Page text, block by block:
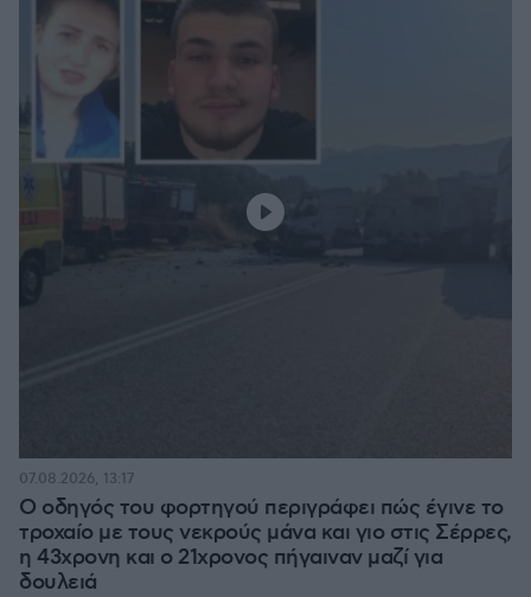
Ο οδηγός του φορτηγού περιγράφει πώς έγινε το
τροχαίο με τους νεκρούς μάνα και γιο στις Σέρρες,
η 43χρονη και ο 21χρονος πήγαιναν μαζί για
δουλειά
07.08.2026, 13:17